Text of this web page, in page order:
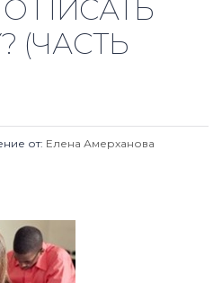
ПИСАТЬ
(ЧАСТЬ
от: Елена Амерханова